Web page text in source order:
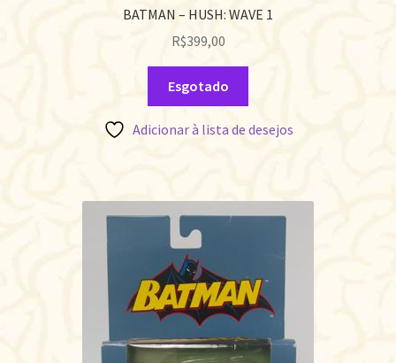
BATMAN – HUSH: WAVE 1
R$399,00
Esgotado
Adicionar à lista de desejos